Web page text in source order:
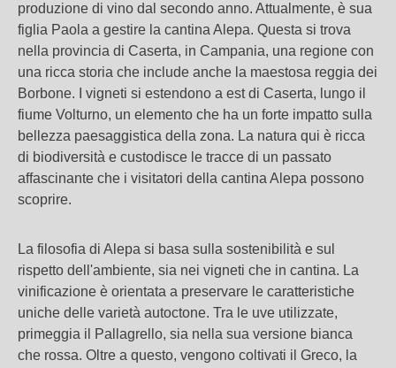
produzione di vino dal secondo anno. Attualmente, è sua
figlia Paola a gestire la cantina Alepa. Questa si trova
nella provincia di Caserta, in Campania, una regione con
una ricca storia che include anche la maestosa reggia dei
Borbone. I vigneti si estendono a est di Caserta, lungo il
fiume Volturno, un elemento che ha un forte impatto sulla
bellezza paesaggistica della zona. La natura qui è ricca
di biodiversità e custodisce le tracce di un passato
affascinante che i visitatori della cantina Alepa possono
scoprire.
La filosofia di Alepa si basa sulla sostenibilità e sul
rispetto dell'ambiente, sia nei vigneti che in cantina. La
vinificazione è orientata a preservare le caratteristiche
uniche delle varietà autoctone. Tra le uve utilizzate,
primeggia il Pallagrello, sia nella sua versione bianca
che rossa. Oltre a questo, vengono coltivati il Greco, la